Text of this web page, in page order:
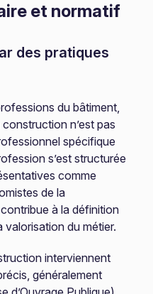
et normatif
des pratiques
du bâtiment,
n’est pas
spécifique
s’est structurée
comme
de la
à la définition
valorisation du métier.
interviennent
généralement